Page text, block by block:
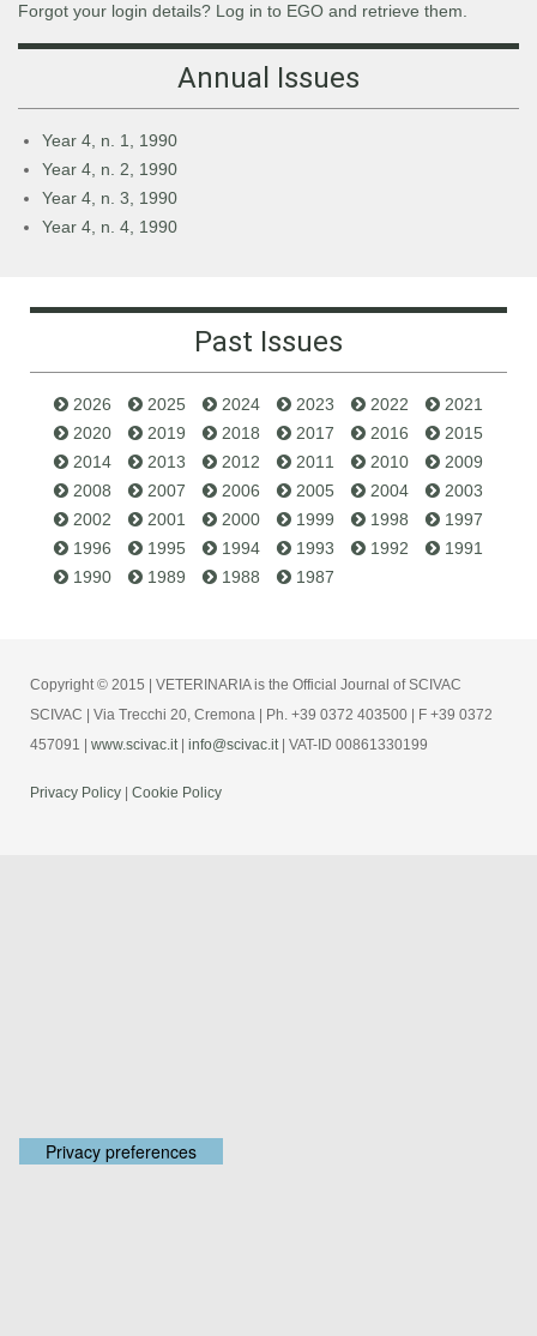
Forgot your login details? Log in to EGO and retrieve them.
Annual Issues
Year 4, n. 1, 1990
Year 4, n. 2, 1990
Year 4, n. 3, 1990
Year 4, n. 4, 1990
Past Issues
2026 2025 2024 2023 2022
2021
2020
2019 2018 2017 2016
2015
2014
2013 2012 2011 2010
2009
2008
2007 2006 2005 2004
2003
2002
2001 2000 1999 1998
1997
1996
1995 1994 1993 1992
1991
1990
1989 1988 1987
Copyright © 2015 | VETERINARIA is the Official Journal of SCIVAC
SCIVAC | Via Trecchi 20, Cremona | Ph. +39 0372 403500 | F +39 0372
457091 | www.scivac.it| info@scivac.it| VAT-ID 00861330199
Privacy Policy Cookie Policy